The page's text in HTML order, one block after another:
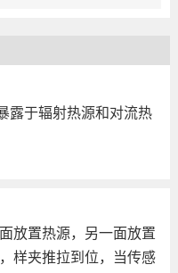
露于辐射热源和对流热
放置热源，另一面放置
样夹推拉到位，当传感